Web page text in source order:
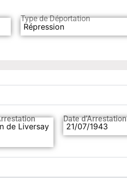
Type de Déportation
Répression
de Liversay
Date d’Arrestation
21/07/1943